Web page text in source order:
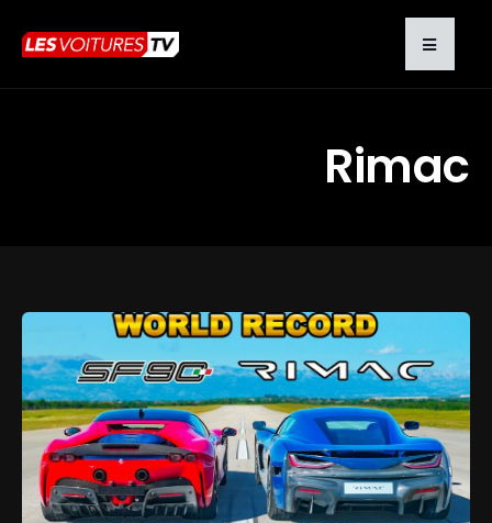
Rimac